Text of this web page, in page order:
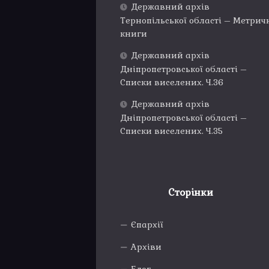
Державний архів
Тернопільської області –
книги
Державний архів
Дніпропетровської області –
Списки виселених. Ч.36
Державний архів
Дніпропетровської області –
Списки виселених. Ч.35
Сторінки
Єпархії
Архіви